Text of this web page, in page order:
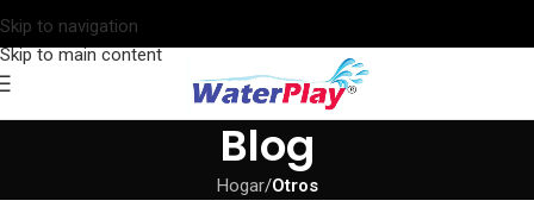
Skip to navigation
Skip to main content
Blog
Hogar/Otros